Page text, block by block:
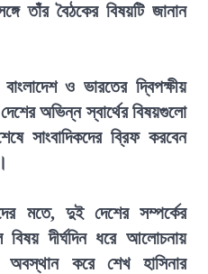
তাঁর বৈঠকের বিষয়টি জানান
ও ভারতের দ্বিপক্ষীয়
অভিন্ন স্বার্থের বিষয়গুলো
সাংবাদিকদের ব্রিফ করবেন
মতে, দুই দেশের সম্পর্কের
বিষয় দীর্ঘদিন ধরে আলোচনায়
করে শেখ হাসিনার